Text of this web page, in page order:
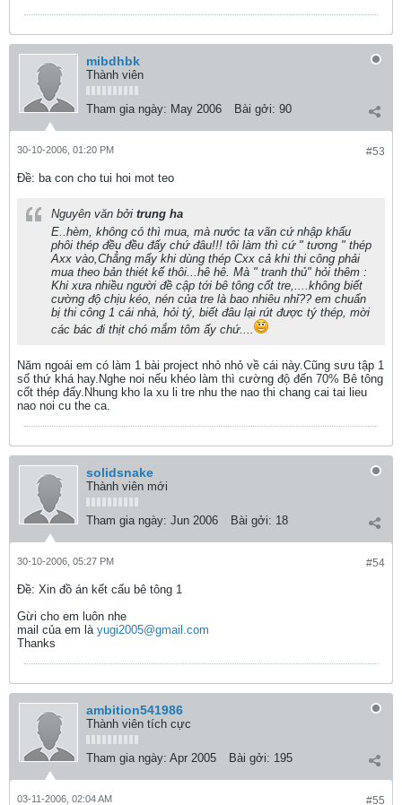
mibdhbk
Thành viên
Tham gia ngày: May 2006 Bài gởi: 90
#53
30-10-2006, 01:20 PM
Ðề: ba con cho tui hoi mot teo
Nguyên văn bởi trung ha
E..hèm, không có thì mua, mà nước ta vãn cứ nhập khẩu
phôi thép đều đều đấy chứ đâu!!! tôi làm thì cứ " tương " thép
Axx vào,Chẳng mấy khi dùng thép Cxx cả khi thi công phải
mua theo bản thiét kế thôi...hê hê. Mà " tranh thủ" hỏi thêm :
Khi xưa nhiều người đề cập tới bê tông cốt tre,....không biết
cường độ chịu kéo, nén của tre là bao nhiêu nhỉ?? em chuẩn
bị thi công 1 cái nhà, hỏi tý, biết đâu lại rút được tý thép, mời
các bác đi thịt chó mắm tôm ấy chứ....
Năm ngoái em có làm 1 bài project nhỏ nhỏ về cái này.Cũng sưu tập 1
số thứ khá hay.Nghe noi nếu khéo làm thì cường độ đến 70% Bê tông
cốt thép đấy.Nhung kho la xu li tre nhu the nao thi chang cai tai lieu
nao noi cu the ca.
solidsnake
Thành viên mới
Tham gia ngày: Jun 2006 Bài gởi: 18
#54
30-10-2006, 05:27 PM
Ðề: Xin đồ án kết cấu bê tông 1
Gừi cho em luôn nhe
mail của em là yugi2005@gmail.com
Thanks
ambition541986
Thành viên tích cực
Tham gia ngày: Apr 2005 Bài gởi: 195
#55
03-11-2006, 02:04 AM